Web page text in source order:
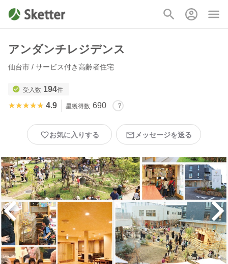
アンダンチレジデンス
仙台市 / サービス付き高齢者住宅
受入数 194件
★★★★★
★★★★★ 4.9 星獲得数 690
お気に入りする メッセージを送る